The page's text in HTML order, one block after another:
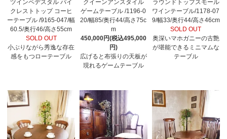
ツインペデスタル パイ
クレストトップ コーヒ
ーテーブル /9165-047/幅
60.5/奥行46/高さ55cm
SOLD OUT
小ぶりながら秀逸な存在
感をもつローテーブル
クイーンアンスタイル
ゲームテーブル /1196-0
20/幅85/奥行44/高さ75c
m
450,000円(税込495,000
円)
広げると布張りの天板が
現れるゲームテーブル
ラウンドトップスモール
ワインテーブル/1178-07
9/幅33/奥行44/高さ46cm
SOLD OUT
奥深いマホガニーの古艶
が堪能できるミニマムな
テーブル